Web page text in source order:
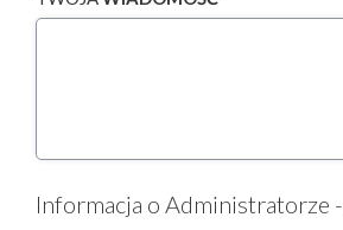
Informacja o Administratorze -